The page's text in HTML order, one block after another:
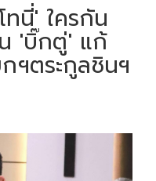
นี่' ใครกัน
น 'บิ๊กตู่' แก้
ฯตระกูลชินฯ